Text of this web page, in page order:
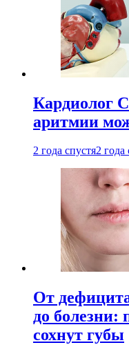
Кардиолог
аритмии
2 года спустя2 года
От
до болезни:
сохнут губы